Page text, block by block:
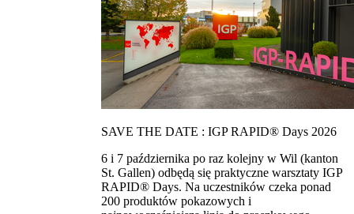
SAVE THE DATE : IGP RAPID® Days 2026
6 i 7 października po raz kolejny w Wil (kanton
St. Gallen) odbędą się praktyczne warsztaty IGP
RAPID® Days. Na uczestników czeka ponad
200 produktów pokazowych i